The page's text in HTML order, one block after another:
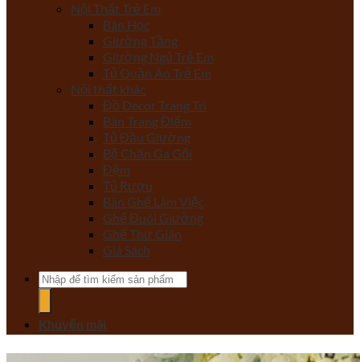
Nội Thất Trẻ Em
Bàn Học
Giường Tầng
Giường Ngủ Trẻ Em
Tủ Quần Áo Trẻ Em
Nội thất khác
Đồ Decor Trang Trí
Bàn Trang Điểm
Tủ Đầu Giường
Bộ Chăn Ga Gối
Đệm
Tủ Rượu
Bàn Ghế Làm Việc
Ghế Đuôi Giường
Ghế Thư Giãn
Giá Sách
Tìm
kiếm:
Khuyến mãi